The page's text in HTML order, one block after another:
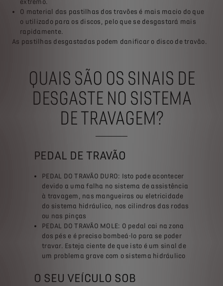
extremo.
O material das pastilhas dos travões é mais macio do que
o utilizado para os discos, pelo que se desgastará mais
rapidamente.
As pastilhas desgastadas podem danificar o disco de travão.
QUAIS SÃO OS SINAIS DE
DESGASTE NO SISTEMA
DE TRAVAGEM?
PEDAL DE TRAVÃO
PEDAL DO TRAVÃO DURO: Isto pode acontecer
devido a uma falha no sistema de assistência
à travagem, nas mangueiras ou eletricidade
do sistema hidráulico, nos cilindros das rodas
ou nas pinças
PEDAL DO TRAVÃO MOLE: O pedal cai na zona
dos pés e é preciso bombeá-lo para se poder
travar. Esteja ciente de que isto é um sinal de
um problema grave com o sistema hidráulico
O SEU VEÍCULO SOB